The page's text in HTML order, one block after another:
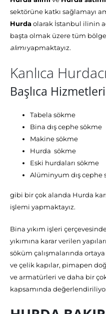
sektörüne katkı sağlamayı
Hurdaolarak İstanbul ilinin
başta olmak üzere tüm
alımıyapmaktayız.
Kanlıca
Başlıca
Tabela sökme
Bina dış cephe sökme
Makine sökme
Hurda sökme
Eski hurdaları sökme
Alüminyum dış cephe
gibi bir çok alanda Hurda
işlemi yapmaktayız.
Bina yıkım işleri
yıkımına karar verilen
söküm çalışmalarında
ve çelik kapılar, pimapen
ve armatürleri ve daha bir
kapsamında